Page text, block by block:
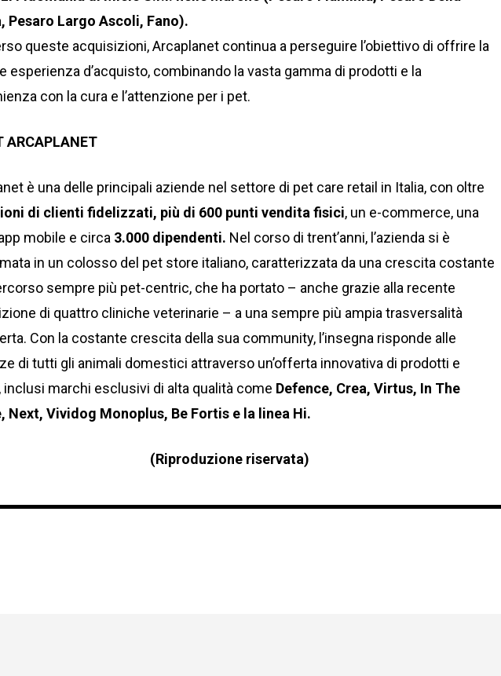
Pesaro Largo Ascoli, Fano).
queste acquisizioni, Arcaplanet continua a perseguire l’obiettivo di offrire la
esperienza d’acquisto, combinando la vasta gamma di prodotti e la
con la cura e l’attenzione per i pet.
ARCAPLANET
è una delle principali aziende nel settore di pet care retail in Italia, con oltre
di clienti fidelizzati, più di 600 punti vendita fisici, un e-commerce, una
mobile e circa 3.000 dipendenti. Nel corso di trent’anni, l’azienda si è
in un colosso del pet store italiano, caratterizzata da una crescita costante
sempre più pet-centric, che ha portato – anche grazie alla recente
di quattro cliniche veterinarie – a una sempre più ampia trasversalità
Con la costante crescita della sua community, l’insegna risponde alle
di tutti gli animali domestici attraverso un’offerta innovativa di prodotti e
inclusi marchi esclusivi di alta qualità come Defence, Crea, Virtus, In The
Next, Vividog Monoplus, Be Fortis e la linea Hi.
(Riproduzione riservata)